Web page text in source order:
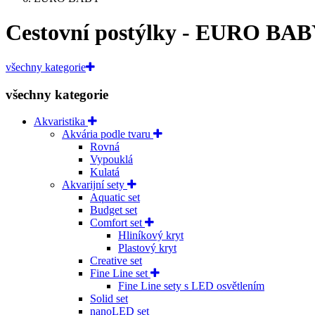
Cestovní postýlky - EURO
všechny kategorie
všechny kategorie
Akvaristika
Akvária podle tvaru
Rovná
Vypouklá
Kulatá
Akvarijní sety
Aquatic set
Budget set
Comfort set
Hliníkový kryt
Plastový kryt
Creative set
Fine Line set
Fine Line sety s LED osvětlením
Solid set
nanoLED set